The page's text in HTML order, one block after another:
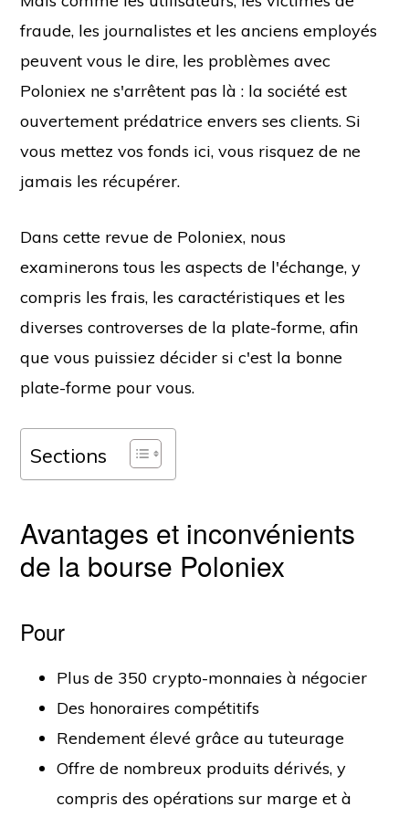
fraude, les journalistes et les anciens employés
peuvent vous le dire, les problèmes avec
Poloniex ne s'arrêtent pas là : la société est
ouvertement prédatrice envers ses clients. Si
vous mettez vos fonds ici, vous risquez de ne
jamais les récupérer.
Dans cette revue de Poloniex, nous
examinerons tous les aspects de l'échange, y
compris les frais, les caractéristiques et les
diverses controverses de la plate-forme, afin
que vous puissiez décider si c'est la bonne
plate-forme pour vous.
Sections
Avantages et inconvénients
de la bourse Poloniex
Pour
Plus de 350 crypto-monnaies à négocier
Des honoraires compétitifs
Rendement élevé grâce au tuteurage
Offre de nombreux produits dérivés, y
compris des opérations sur marge et à